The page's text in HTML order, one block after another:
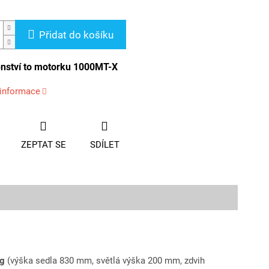
Přidat do košíku
to motorku 1000MT-X
ZEPTAT SE SDÍLET
(výška sedla 830 mm, světlá výška 200 mm, zdvih